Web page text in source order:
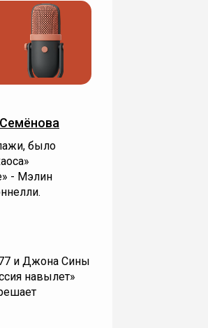
было
- Мэлин
и Джона Сины
навылет»